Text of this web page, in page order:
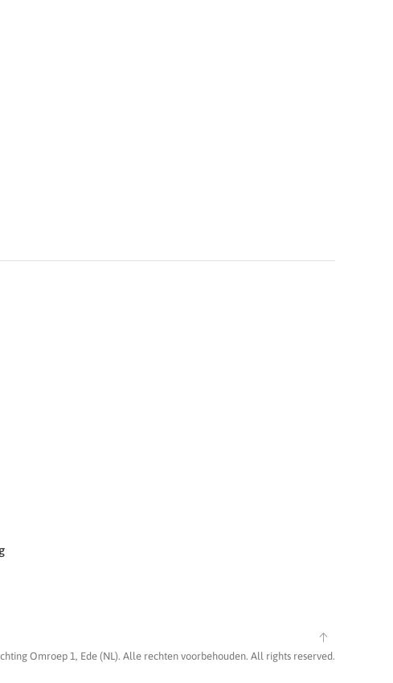
Omroep 1, Ede (NL). Alle rechten voorbehouden. All rights reserved.